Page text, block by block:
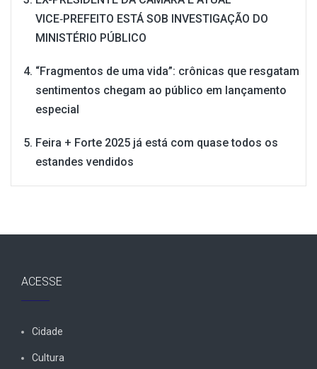
VICE‑PREFEITO ESTÁ SOB INVESTIGAÇÃO DO
MINISTÉRIO PÚBLICO
“Fragmentos de uma vida”: crônicas que resgatam
sentimentos chegam ao público em lançamento
especial
Feira + Forte 2025 já está com quase todos os
estandes vendidos
ACESSE
Cidade
Cultura